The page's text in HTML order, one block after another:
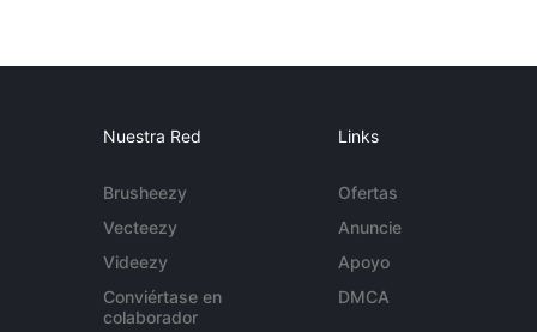
Nuestra Red
Brusheezy
Vecteezy
Videezy
Conviértase en
colaborador
Links
Ofertas
Anuncie
Apoyo
DMCA